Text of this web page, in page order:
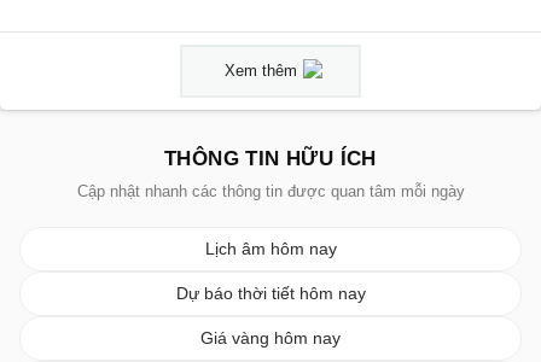
Xem thêm
THÔNG TIN HỮU ÍCH
Cập nhật nhanh các thông tin được quan tâm mỗi ngày
Lịch âm hôm nay
Dự báo thời tiết hôm nay
Giá vàng hôm nay